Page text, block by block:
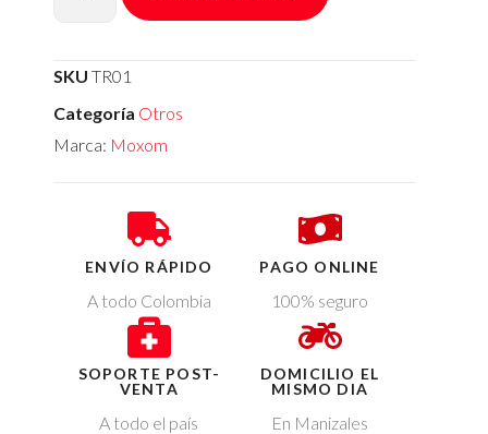
SKU TR01
Categoría Otros
Marca: Moxom
ENVÍO RÁPIDO
A todo Colombia
SOPORTE POST-
VENTA
A todo el país
PAGO ONLINE
100% seguro
DOMICILIO EL
MISMO DIA
En Manizales